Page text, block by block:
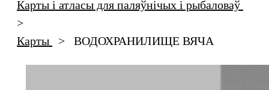
Карты і атласы для паляўнічых і рыбаловаў
>
Карты
> ВОДОХРАНИЛИЩЕ ВЯЧА